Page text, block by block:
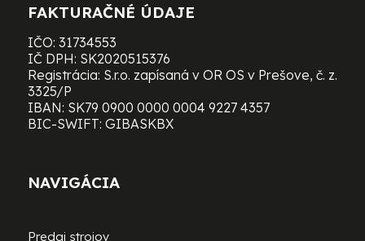
FAKTURAČNÉ ÚDAJE
IČO: 31734553
IČ DPH: SK2020515376
Registrácia: S.r.o. zapísaná v OR OS v Prešove, č. z.
3325/P
IBAN: SK79 0900 0000 0004 9227 4357
BIC-SWIFT: GIBASKBX
NAVIGÁCIA
Predaj strojov